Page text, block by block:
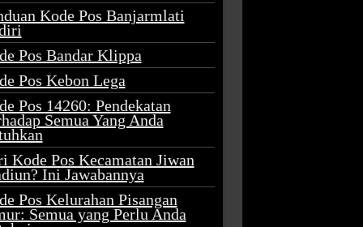
Kode Pos Banjarmlati
Pos Bandar Klippa
Pos Kebon Lega
Pos 14260: Pendekatan
Semua Yang Anda
Kode Pos Kecamatan Jiwan
Ini Jawabannya
Pos Kelurahan Pisangan
Semua yang Perlu Anda